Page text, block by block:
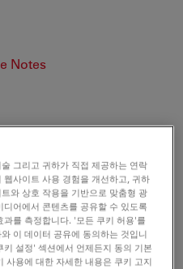
Notes
V7.7.1 CHS
MB
그리고 귀하가 직접 제공하는 연락
사이트 사용 경험을 개선하고, 귀하
와 상호 작용을 기반으로 맞춤형 광
어에서 콘텐츠를 공유할 수 있도록
를 측정합니다. '모든 쿠키 허용'를
이 데이터 공유에 동의하는 것입니
설정' 섹션에서 언제든지 동의 기본
사용에 대한 자세한 내용은 쿠키 고지